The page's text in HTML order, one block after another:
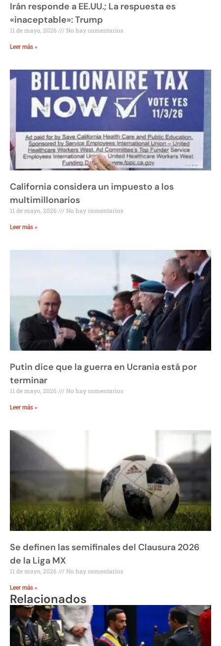
Irán responde a EE.UU.; La respuesta es
«inaceptable»: Trump
11 de mayo, 2026 No hay comentarios
Leer más »
California considera un impuesto a los
multimillonarios
11 de mayo, 2026 No hay comentarios
Leer más »
Putin dice que la guerra en Ucrania está por
terminar
11 de mayo, 2026 No hay comentarios
Leer más »
Se definen las semifinales del Clausura 2026
de la Liga MX
11 de mayo, 2026 No hay comentarios
Leer más »
Relacionados